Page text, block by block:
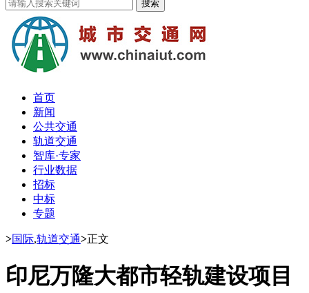
首页
新闻
公共交通
轨道交通
智库·专家
行业数据
招标
中标
专题
>国际,轨道交通>正文
印尼万隆大都市轻轨建设项目